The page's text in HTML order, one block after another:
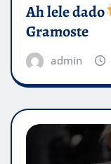
Ah lele dado​
Gramoste
admin